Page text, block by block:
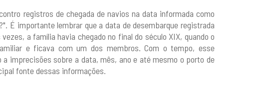
registros de chegada de navios na data informada como
É importante lembrar que a data de desembarque registrada
a família havia chegado no final do século XIX, quando o
e ficava com um dos membros. Com o tempo, esse
imprecisões sobre a data, mês, ano e até mesmo o porto de
fonte dessas informações.